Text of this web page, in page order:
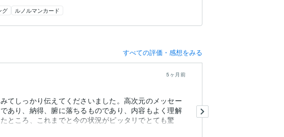
グ ルノルマンカード
すべての評価・感想をみる
5ヶ月前
てしっかり伝えてくださいました。高次元のメッセー
あり、納得、腑に落ちるものであり、内容もよく理解
ところ、これまでと今の状況がピッタリでとても驚